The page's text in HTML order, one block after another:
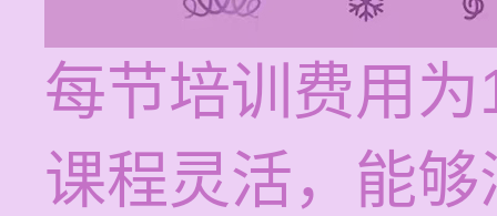
每节培训费用
课程灵活，能